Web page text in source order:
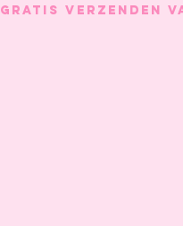
GRATIS VERZENDEN